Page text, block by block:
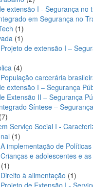
produtos
extensão I - Segurança no
em Segurança no
11
produto
11
produto
de extensão I –
44
produtoscarcerária
extensão I – Segurança
Extensão II – Segurança
Síntese –
77
produtos
Serviço Social I -
11
produto
implementação de
e adolescentes e
11
produtoà alimentação 11